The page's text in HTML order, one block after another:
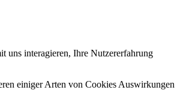
uns interagieren, Ihre Nutzererfahrung
einiger Arten von Cookies Auswirkungen